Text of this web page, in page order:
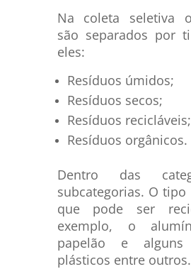
Na coleta seletiva
são separados por
eles:
Resíduos úmidos;
Resíduos secos;
Resíduos recicláveis;
Resíduos orgânicos.
Dentro das
subcategorias. O
que pode ser
exemplo, o
papelão e
plásticos entre outros.